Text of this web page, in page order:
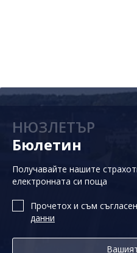
НЮЗЛЕТЪР
Бюлетин
Получавайте нашите
електронната си поща
Прочетох и съм
данни